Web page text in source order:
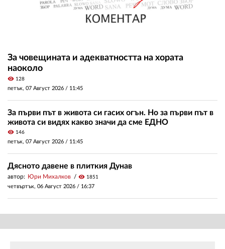
За човещината и адекватността на хората
наоколо
visibility 128
петък, 07 Август 2026 / 11:45
За първи път в живота си гасих огън. Но за първи път в
живота си видях какво значи да сме ЕДНО
visibility 146
петък, 07 Август 2026 / 11:45
Дясното давене в плиткия Дунав
автор: Юри Михалков visibility 1851
четвъртък, 06 Август 2026 / 16:37